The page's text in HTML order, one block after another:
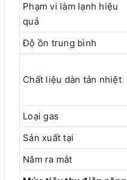
Phạm vi làm lạnh hiệu
quả
Độ ồn trung bình
Chất liệu dàn tản nhiệt
Loại gas
Sản xuất tại
Năm ra mắt